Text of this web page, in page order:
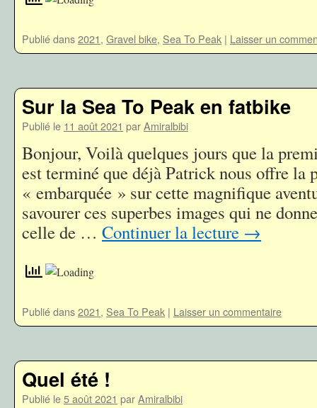
Publié dans2021, Gravel bike, Sea To Peak | Laisser un
Sur la Sea To Peak en fatbike
Publié le 11 août 2021 parAmiralbibi
Bonjour, Voilà quelques jours que la
est terminé que déjà Patrick nous offre la
« embarquée » sur cette magnifique
savourer ces superbes images qui ne
celle de … Continuer la lecture →
Publié dans2021, Sea To Peak | Laisser un commentaire
Quel été !
Publié le5 août 2021 parAmiralbibi